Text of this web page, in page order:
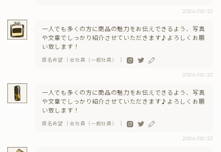
2026/02/22
一人でも多くの方に商品の魅力をお伝えできるよう、写真
や文章でしっかり紹介させていただきます♪よろしくお願
い致します！
匿名希望 ｜会社員（一般社員） ｜
2026/02/22
一人でも多くの方に商品の魅力をお伝えできるよう、写真
や文章でしっかり紹介させていただきます♪よろしくお願
い致します！
匿名希望 ｜会社員（一般社員） ｜
2026/02/22